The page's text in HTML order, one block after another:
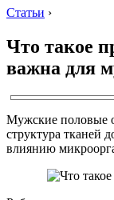
Статьи ›
Что такое
важна для
Мужские половые
структура тканей
влиянию